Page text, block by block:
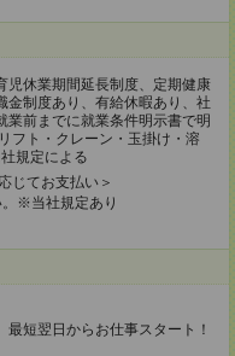
児休業期間延長制度、定期健康
金制度あり、有給休暇あり、社
前までに就業条件明示書で明
フト・クレーン・玉掛け・溶
規定による
じてお支払い＞
※当社規定あり
短翌日からお仕事スタート！